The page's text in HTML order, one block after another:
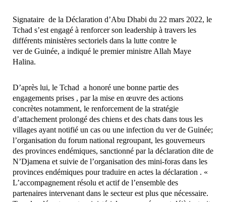
Signataire de la Déclaration d’Abu Dhabi du 22 mars 2022, le
Tchad s’est engagé à renforcer son leadership à travers les
différents ministères sectoriels dans la lutte contre le
ver de Guinée, a indiqué le premier ministre Allah Maye
Halina.
D’après lui, le Tchad a honoré une bonne partie des
engagements prises , par la mise en œuvre des actions
concrètes notamment, le renforcement de la stratégie
d’attachement prolongé des chiens et des chats dans tous les
villages ayant notifié un cas ou une infection du ver de Guinée;
l’organisation du forum national regroupant, les gouverneurs
des provinces endémiques, sanctionné par la déclaration dite de
N’Djamena et suivie de l’organisation des mini-foras dans les
provinces endémiques pour traduire en actes la déclaration . «
L’accompagnement résolu et actif de l’ensemble des
partenaires intervenant dans le secteur est plus que nécessaire.